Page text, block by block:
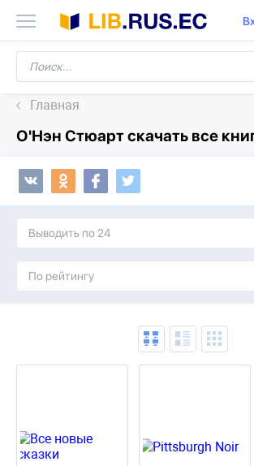
Главная
О'Нэн Стюарт скачать все
Выводить по 24
По рейтингу